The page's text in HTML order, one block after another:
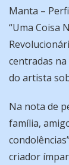
Manta –
“Uma Coisa
centradas
do artista
Na nota de
família,
criador